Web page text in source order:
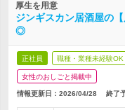
厚生を用意
ジンギスカン居酒屋の
◎
正社員 職種・業種未経験OK
女性のおしごと掲載中
情報更新日：2026/04/28 終了